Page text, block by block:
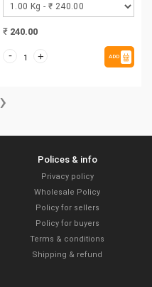
₹ 240.00
- + ADD
›
Polices & info
Privacy policy
Wholesale Policy
Policy for sellers
Policy for buyers
Terms & conditions
Shipping & refund